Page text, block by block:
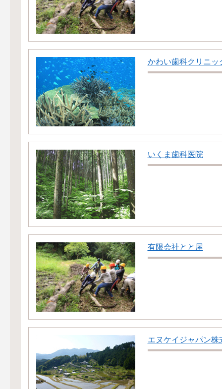
かわい歯科クリニッ
いくま歯科医院
有限会社とと屋
エヌケイジャパン株